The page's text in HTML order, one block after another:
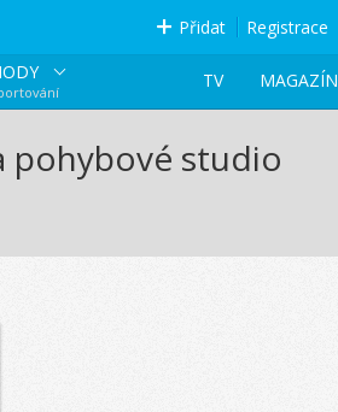
Přidat Registrace
MAGAZÍN
TV
pohybové studio